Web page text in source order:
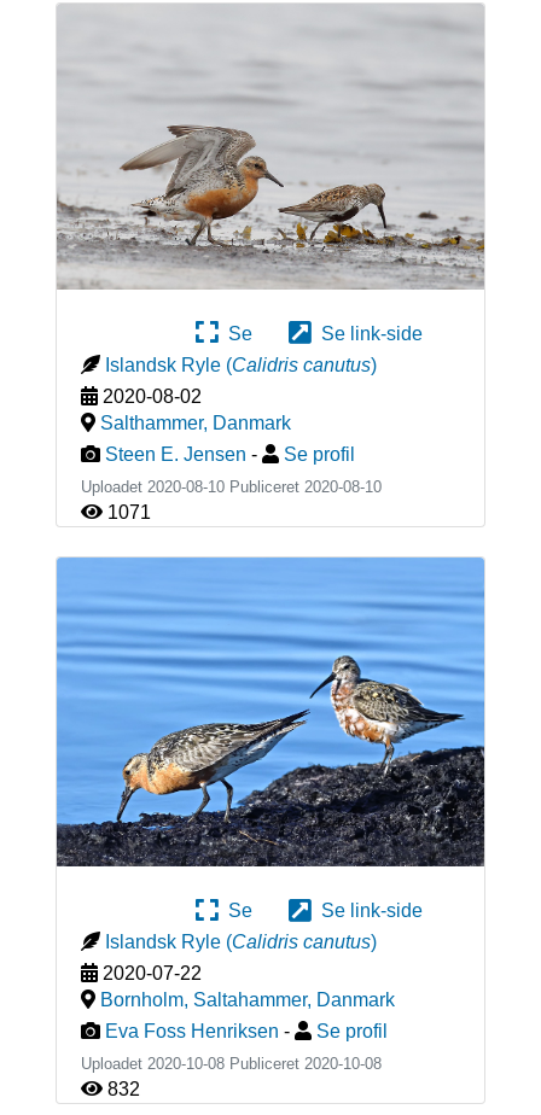
Se
Se link-side
Islandsk Ryle (Calidris canutus)
2020-08-02
Salthammer, Danmark
Steen E. Jensen - Se profil
Uploadet 2020-08-10 Publiceret 2020-08-10
1071
Se
Se link-side
Islandsk Ryle (Calidris canutus)
2020-07-22
Bornholm, Saltahammer, Danmark
Eva Foss Henriksen - Se profil
Uploadet 2020-10-08 Publiceret 2020-10-08
832